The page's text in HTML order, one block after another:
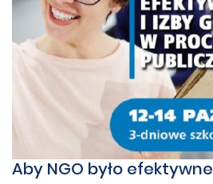
Aby NGO było efektywne